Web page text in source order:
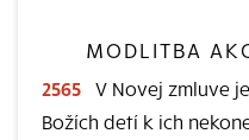
MODLITBA
2565 V Novej zmluve
Božích detí k ich